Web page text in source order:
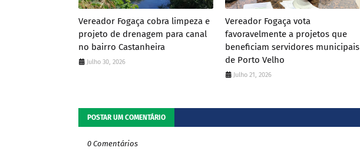
Vereador Fogaça cobra limpeza e
projeto de drenagem para canal
no bairro Castanheira
Julho 30, 2026
Vereador Fogaça vota
favoravelmente a projetos que
beneficiam servidores municipais
de Porto Velho
Julho 21, 2026
POSTAR UM COMENTÁRIO
0 Comentários